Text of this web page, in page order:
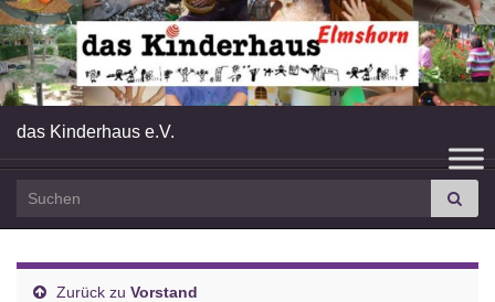
das Kinderhaus e.V.
Search for:
Zurück zu Vorstand